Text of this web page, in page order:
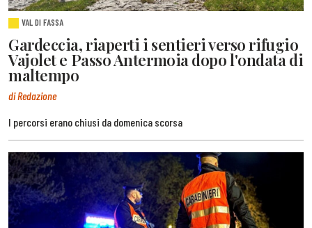
VAL DI FASSA
Gardeccia, riaperti i sentieri verso rifugio
Vajolet e Passo Antermoia dopo l'ondata di
maltempo
di Redazione
I percorsi erano chiusi da domenica scorsa